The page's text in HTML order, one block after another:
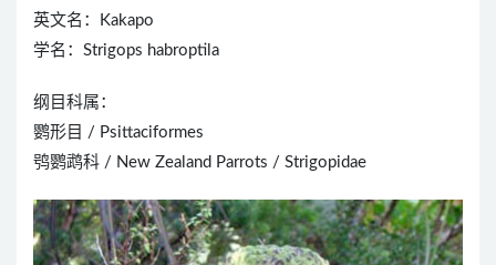
英文名：Kakapo
学名：Strigops habroptila
纲目科属：
鹦形目 / Psittaciformes
鸮鹦鹉科 / New Zealand Parrots / Strigopidae